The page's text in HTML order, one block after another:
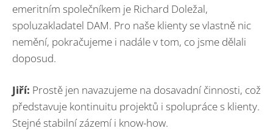
emeritním společníkem je Richard Doležal,
spoluzakladatel DAM. Pro naše klienty se vlastně nic
nemění, pokračujeme i nadále v tom, co jsme dělali
doposud.
Jiří: Prostě jen navazujeme na dosavadní činnosti, což
představuje kontinuitu projektů i spolupráce s klienty.
Stejné stabilní zázemí i know-how.